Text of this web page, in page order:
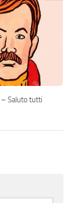
– Saluto tutti